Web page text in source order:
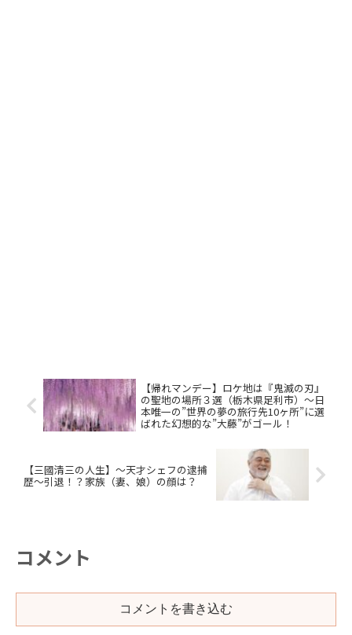
【帰れマンデー】ロケ地は『鬼滅の刃』
の聖地の場所３選（栃木県足利市）〜日
本唯一の”世界の夢の旅行先10ヶ所”に選
ばれた幻想的な”大藤”がゴール！
【三國清三の人生】〜天才シェフの逮捕
歴〜引退！？家族（妻、娘）の顔は？
コメント
コメントを書き込む